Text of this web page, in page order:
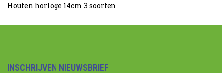
Houten horloge 14cm 3 soorten
INSCHRIJVEN NIEUWSBRIEF